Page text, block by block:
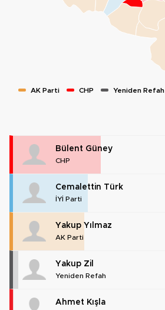
AK Parti CHP Yeniden Refah
Bülent Güney
CHP
Cemalettin Türk
İYİ Parti
Yakup Yılmaz
AK Parti
Yakup Zil
Yeniden Refah
Ahmet Kışla